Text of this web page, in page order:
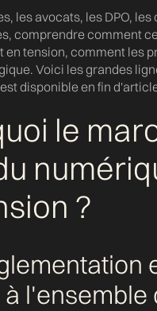
les avocats, les DPO,
comprendre comment
en tension, comment les
Voici les grandes
disponible en fin
le
?
l'ensemble